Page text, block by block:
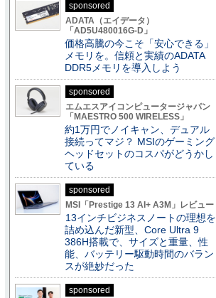
sponsored
ADATA（エイデータ）
「AD5U480016G-D」
価格高騰の今こそ「安心できる」
メモリを。信頼と実績のADATA
DDR5メモリを導入しよう
sponsored
エムエスアイコンピュータージャパン
「MAESTRO 500 WIRELESS」
約1万円でノイキャン、デュアル
接続ってマジ？ MSIのゲーミング
ヘッドセットのコスパがどうかし
ている
sponsored
MSI「Prestige 13 AI+ A3M」レビュー
13インチビジネスノートの理想を
詰め込んだ新型、Core Ultra 9
386H搭載で、サイズと重量、性
能、バッテリー駆動時間のバラン
スが絶妙だった
sponsored